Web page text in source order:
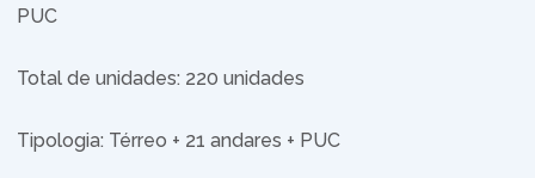
PUC
Total de unidades: 220 unidades
Tipologia: Térreo + 21 andares + PUC